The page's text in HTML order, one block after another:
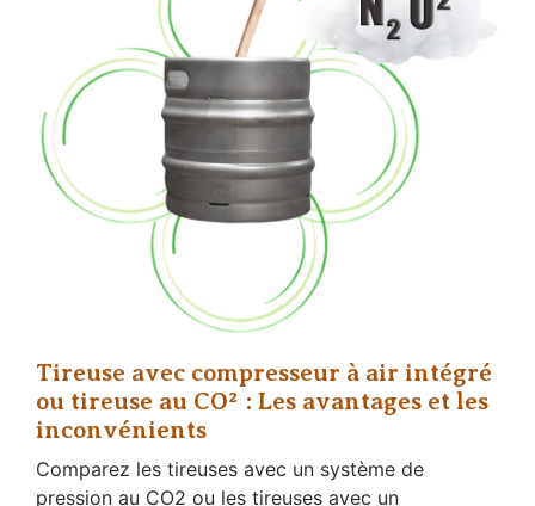
Tireuse avec compresseur à air intégré
ou tireuse au CO² : Les avantages et les
inconvénients
Comparez les tireuses avec un système de
pression au CO2 ou les tireuses avec un